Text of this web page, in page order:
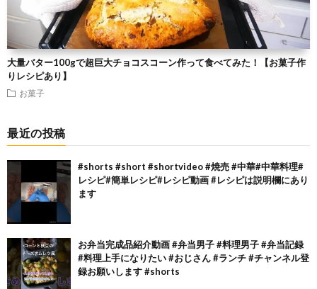
大量バター100gで超巨大チョコスコーン作って食べてみた！【お菓子作
りレシピあり】
お菓子
最近の投稿
#shorts #short #shortvideo #焼売 #中華#中華料理#
レシピ#簡単レシピ#レシピ動画 #レシピは説明欄にあり
ます
お弁当完成品紹介動画 #弁当男子 #料理男子 #弁当記録
#料理上手になりたい #おじさん #ランチ #チャンネル登
録お願いします #shorts